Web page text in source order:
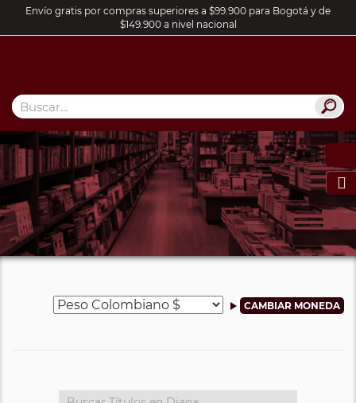
Envío gratis por compras superiores a $99.900 para Bogotá y de
$149.900 a nivel nacional
